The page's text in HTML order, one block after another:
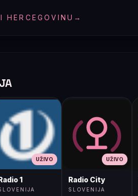
HERCEGOVINU →
UŽIVO
1
UŽIVO
Radio City
SLOVENIJA